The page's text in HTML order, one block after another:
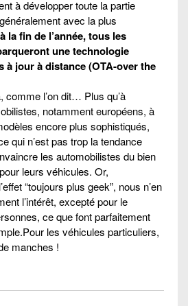
à développer toute la partie
avec la plus
la fin de l’année, tous les
une technologie
à jour à distance (OTA-over the
comme l’on dit… Plus qu’à
notamment européens, à
encore plus sophistiqués,
qui n’est pas trop la tendance
les automobilistes du bien
leurs véhicules. Or,
“toujours plus geek”, nous n’en
l’intérêt, excepté pour le
ce que font parfaitement
les véhicules particuliers,
manches !